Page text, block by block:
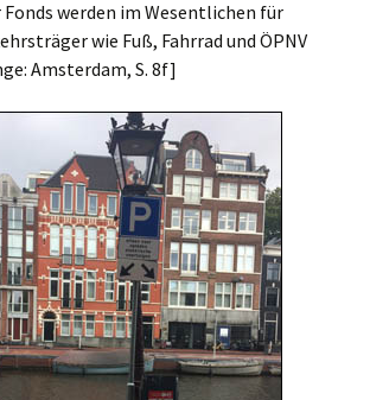
Fonds werden im Wesentlichen für
wie Fuß, Fahrrad und ÖPNV
Amsterdam, S. 8f]